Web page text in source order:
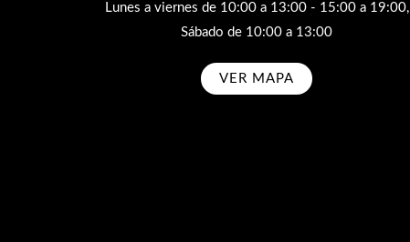
Lunes a viernes de 10:00 a 13:00 - 15:00 a 19:00,
Sábado de 10:00 a 13:00
VER MAPA